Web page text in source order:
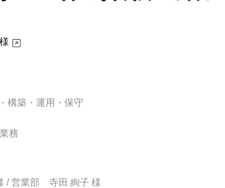
構築・運用・保守
務
/ 営業部 寺田 絢子 様